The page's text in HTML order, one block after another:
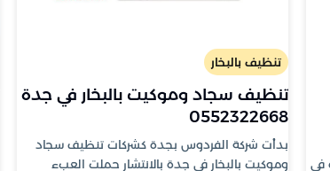
في
تنظيف بالبخار
تنظيف سجاد وموكيت بالبخار في جدة
0552322668
بدأت شركة الفردوس بجدة كشركات تنظيف سجاد
وموكيت بالبخار في جدة بالانتشار حملت العبء